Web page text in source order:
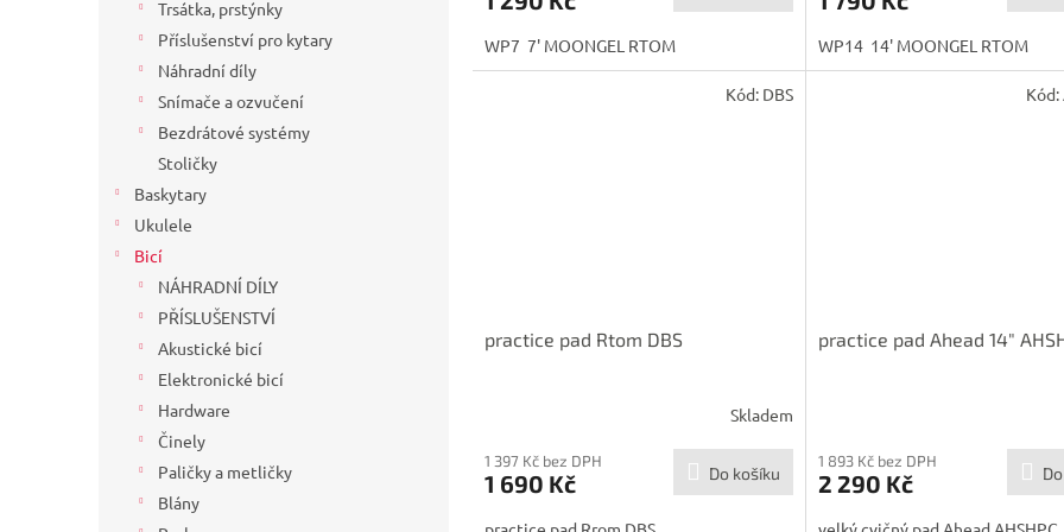
Trsátka, prstýnky
Příslušenství pro kytary
Náhradní díly
Snímače a ozvučení
Bezdrátové systémy
Stoličky
Baskytary
Ukulele
Bicí
NÁHRADNÍ DÍLY
PŘÍSLUŠENSTVÍ
Akustické bicí
Elektronické bicí
Hardware
Činely
Paličky a metličky
Blány
WP7 7' MOONGEL RTOM WP14 14' MOONGEL RTOM
practice pad Rtom DBS
Skladem
1 397 Kč bez DPH
1 690 Kč Do košíku
Kód: DBS
practice pad Ahead 14"
1 893 Kč bez DPH
2 290 Kč
Kód: